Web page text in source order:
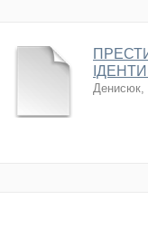
Денисюк,